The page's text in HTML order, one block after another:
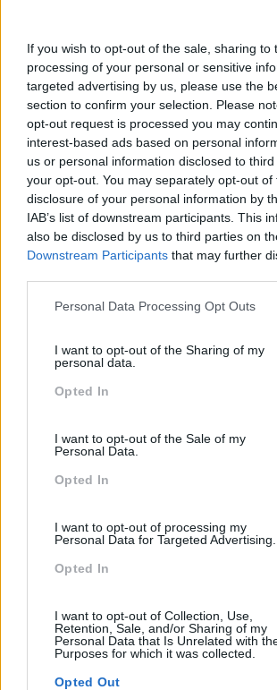
If you wish to opt-out of the sale, sharing to
processing of your personal or sensitive
targeted advertising by us, please use the
section to confirm your selection. Please
opt-out request is processed you may
interest-based ads based on personal
us or personal information disclosed to
your opt-out. You may separately opt-out of
disclosure of your personal information by
IAB’s list of downstream participants. This
also be disclosed by us to third parties on
Downstream Participants that may further
Please note that this website/app uses one
not limited to your visit or usage behaviour.
grant or deny consent to Google and its
use your data for below specified purposes
Personal Data Processing Opt Outs
I want to opt-out of the Sharing of my
personal data.
Opted In
I want to opt-out of the Sale of my
Personal Data.
Opted In
I want to opt-out of processing my
Personal Data for Targeted Advertising.
Opted In
I want to opt-out of Collection, Use,
Retention, Sale, and/or Sharing of my
Personal Data that Is Unrelated with
Purposes for which it was collected.
Opted Out
GESTÃO E LIDERANÇA FEMININA NAS
com a lei que obriga as empresas
LEIA MAIS